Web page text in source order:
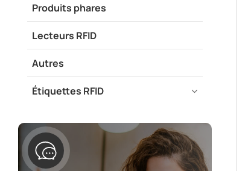
Produits phares
Lecteurs RFID
Autres
Étiquettes RFID